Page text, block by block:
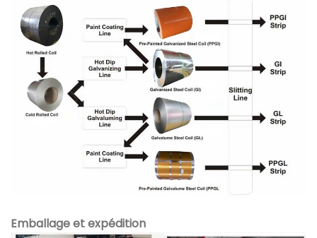
Emballage et expédition